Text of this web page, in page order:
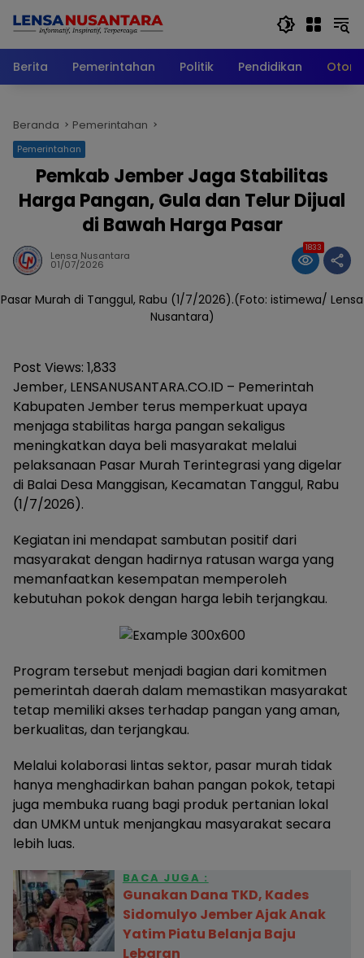
Berita
Pemerintahan Politik Pendidikan
Beranda Pemerintahan
Pemerintahan
Pemkab Jember Jaga Stabilitas
Harga Pangan, Gula dan Telur Dijual
di Bawah Harga Pasar
Lensa Nusantara
01/07/2026
1833
Pasar Murah di Tanggul, Rabu (1/7/2026).(Foto: istimewa/ Lensa
Nusantara)
Post Views: 1,833
Jember, LENSANUSANTARA.CO.ID – Pemerintah
Kabupaten Jember terus memperkuat upaya
menjaga stabilitas harga pangan sekaligus
meningkatkan daya beli masyarakat melalui
pelaksanaan Pasar Murah Terintegrasi yang digelar
di Balai Desa Manggisan, Kecamatan Tanggul, Rabu
(1/7/2026).
Kegiatan ini mendapat sambutan positif dari
masyarakat dengan hadirnya ratusan warga yang
memanfaatkan kesempatan memperoleh
kebutuhan pokok dengan harga lebih terjangkau.
Program tersebut menjadi bagian dari komitmen
pemerintah daerah dalam memastikan masyarakat
tetap memiliki akses terhadap pangan yang aman,
berkualitas, dan terjangkau.
Melalui kolaborasi lintas sektor, pasar murah tidak
hanya menghadirkan bahan pangan pokok, tetapi
juga membuka ruang bagi produk pertanian lokal
dan UMKM untuk menjangkau masyarakat secara
lebih luas.
BACA JUGA :
Gunakan Dana TKD, Kades
Sidomulyo Jember Ajak Anak
Yatim Piatu Belanja Baju
Lebaran